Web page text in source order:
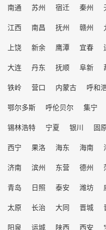
南通
苏州 宿迁 秦州
江西
南昌 抚州 赣州
上饶
新余 鹰潭 宜春
大连
丹东 抚顺 阜新
铁岭
营口 内蒙古 呼和
鄂尔多斯
呼伦贝尔 集宁
锡林浩特
宁夏 银川 固
西宁
果洛 海东 海南
济南
滨州 东营 德州
青岛
日照 泰安 潍坊
太原
长治 大同 晋城
阳泉
运城 陕西 西安